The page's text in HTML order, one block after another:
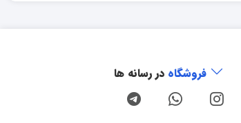
فروشگاه در رسانه ها